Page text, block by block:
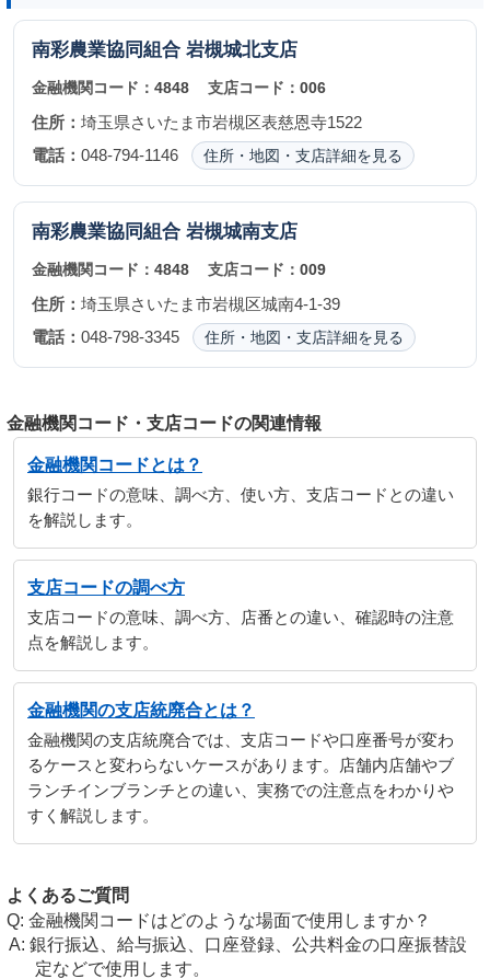
南彩農業協同組合 岩槻城北支店
金融機関コード： 4848 支店コード：006
住所： 埼玉県さいたま市岩槻区表慈恩寺1522
電話： 048-794-1146 住所・地図・支店詳細を見る
南彩農業協同組合 岩槻城南支店
金融機関コード： 4848 支店コード：009
住所： 埼玉県さいたま市岩槻区城南4-1-39
電話： 048-798-3345 住所・地図・支店詳細を見る
金融機関コード・支店コードの関連情報
金融機関コードとは？
銀行コードの意味、調べ方、使い方、支店コードとの違い
を解説します。
支店コードの調べ方
支店コードの意味、調べ方、店番との違い、確認時の注意
点を解説します。
金融機関の支店統廃合とは？
金融機関の支店統廃合では、支店コードや口座番号が変わ
るケースと変わらないケースがあります。店舗内店舗やブ
ランチインブランチとの違い、実務での注意点をわかりや
すく解説します。
よくあるご質問
金融機関コードはどのような場面で使用しますか？
銀行振込、給与振込、口座登録、公共料金の口座振替設
定などで使用します。